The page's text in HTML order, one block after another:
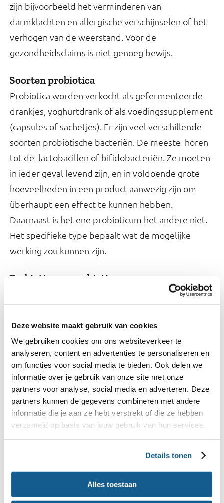
Deze website maakt gebruik van cookies
We gebruiken cookies om ons websiteverkeer te
analyseren, content en advertenties te personaliseren en
om functies voor social media te bieden. Ook delen we
informatie over je gebruik van onze site met onze
partners voor analyse, social media en adverteren. Deze
partners kunnen de gegevens combineren met andere
informatie die je aan ze hebt verstrekt of die ze hebben
verzameld op basis van jouw gebruik van hun services.
Details tonen
Alles toestaan
zijn bijvoorbeeld het verminderen van
darmklachten en allergische verschijnselen of het
verhogen van de weerstand. Voor de
gezondheidsclaims is niet genoeg bewijs.
Soorten probiotica
Probiotica worden verkocht als gefermenteerde
drankjes, yoghurtdrank of als voedingssupplement
(capsules of sachetjes). Er zijn veel verschillende
soorten probiotische bacteriën. De meeste horen
tot de lactobacillen of bifidobacteriën. Ze moeten
in ieder geval levend zijn, en in voldoende grote
hoeveelheden in een product aanwezig zijn om
überhaupt een effect te kunnen hebben.
Daarnaast is het ene probioticum het andere niet.
Het specifieke type bepaalt wat de mogelijke
werking zou kunnen zijn.
Prebiotica en synbiotica
prebiotica.
prebiotica in zitten.
Gezondheidseffecten van
probiotica
Bacteriën zoals probiotica, komen via de maag in
de darmen terecht. Vaak worden bacteriën al in de
de gal gedood. Om überhaupt werkzaam te
de de maag overleven. Ze bereiken vervolgens de
dunne darm en uiteindelijk de dikke darm.